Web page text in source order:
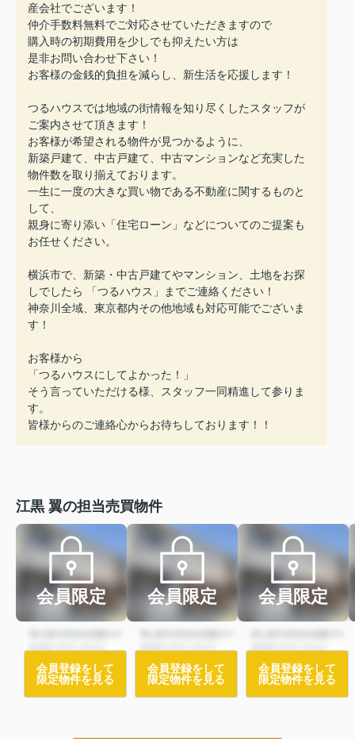
産会社でございます！
仲介手数料無料でご対応させていただきますので
購入時の初期費用を少しでも抑えたい方は
是非お問い合わせ下さい！
お客様の金銭的負担を減らし、新生活を応援します！
つるハウスでは地域の街情報を知り尽くしたスタッフが
ご案内させて頂きます！
お客様が希望される物件が見つかるように、
新築戸建て、中古戸建て、中古マンションなど充実した
物件数を取り揃えております。
一生に一度の大きな買い物である不動産に関するものと
して、
親身に寄り添い「住宅ローン」などについてのご提案も
お任せください。
横浜市で、新築・中古戸建てやマンション、土地をお探
しでしたら 「つるハウス」までご連絡ください！
神奈川全域、東京都内その他地域も対応可能でございま
す！
お客様から
「つるハウスにしてよかった！」
そう言っていただける様、スタッフ一同精進して参りま
す。
皆様からのご連絡心からお待ちしております！！
江黒 翼の担当売買物件
会員限定
会員登録をして
限定物件を見る
会員限定
会員登録をして
限定物件を見る
会員限定
会員登録をして
限定物件を見る